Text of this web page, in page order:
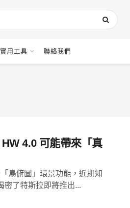
實用工具 聯絡我們
4.0 可能帶來「真
鳥俯圖」環景功能，近期知
密了特斯拉即將推出...